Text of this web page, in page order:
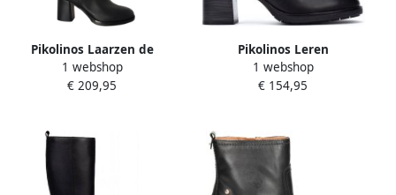
Pikolinos Laarzen de
Palencia Zwart
1 webshop
€ 209,95
Pikolinos Leren
enkellaarsjes Palencia
1 webshop
€ 154,95